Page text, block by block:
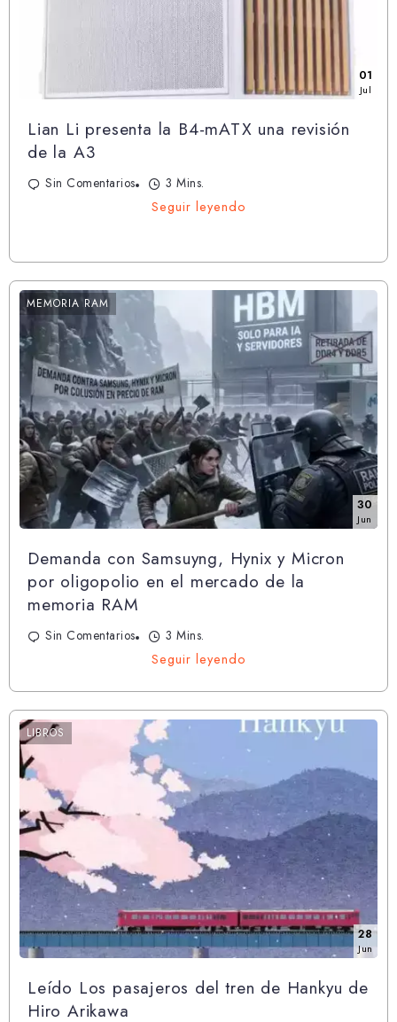
01
Jul
Lian Li presenta la B4-mATX una revisión
de la A3
Sin Comentarios
3 Mins.
Seguir leyendo
MEMORIA RAM
30
Jun
Demanda con Samsuyng, Hynix y Micron
por oligopolio en el mercado de la
memoria RAM
Sin Comentarios
3 Mins.
Seguir leyendo
LIBROS
28
Jun
Leído Los pasajeros del tren de Hankyu de
Hiro Arikawa